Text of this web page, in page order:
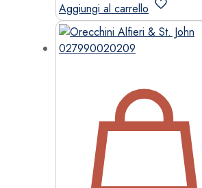
Aggiungi al carrello